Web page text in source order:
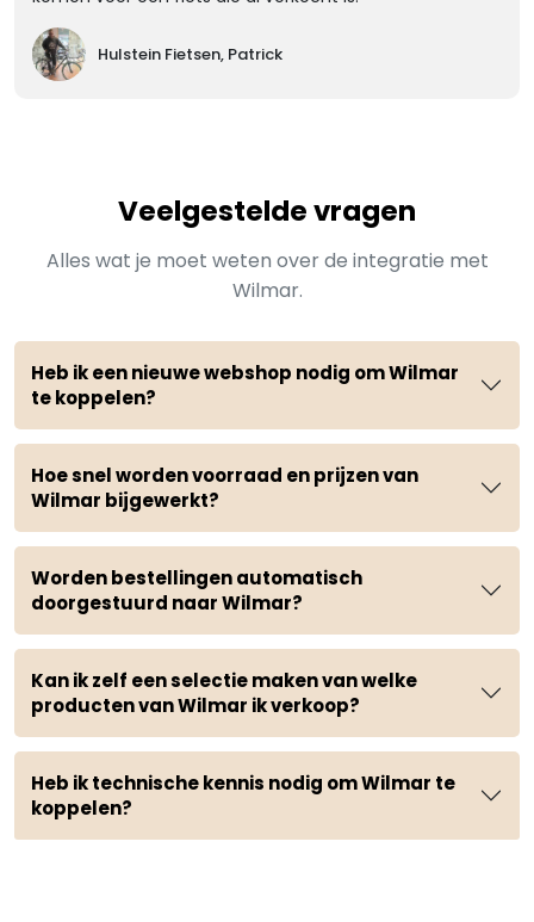
Hulstein Fietsen, Patrick
Veelgestelde vragen
Alles wat je moet weten over de integratie met
Wilmar.
Heb ik een nieuwe webshop nodig om Wilmar
te koppelen?
Hoe snel worden voorraad en prijzen van
Wilmar bijgewerkt?
Worden bestellingen automatisch
doorgestuurd naar Wilmar?
Kan ik zelf een selectie maken van welke
producten van Wilmar ik verkoop?
Heb ik technische kennis nodig om Wilmar te
koppelen?